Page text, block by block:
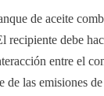
de aceite
debe
entre el
de las emisiones